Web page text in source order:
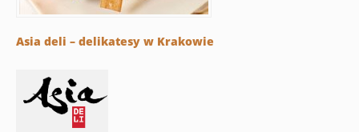
Asia deli – delikatesy w Krakowie